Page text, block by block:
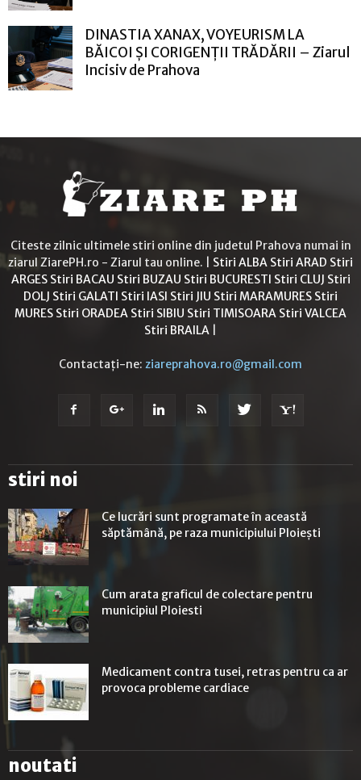
DINASTIA XANAX, VOYEURISM LA
BĂICOI ȘI CORIGENȚII TRĂDĂRII – Ziarul
Incisiv de Prahova
Citeste zilnic ultimele stiri online din judetul Prahova numai in
ziarul ZiarePH.ro - Ziarul tau online. | Stiri ALBA Stiri ARAD Stiri
ARGES Stiri BACAU Stiri BUZAU Stiri BUCURESTI Stiri CLUJ Stiri
DOLJ Stiri GALATI Stiri IASI Stiri JIU Stiri MARAMURES Stiri
MURES Stiri ORADEA Stiri SIBIU Stiri TIMISOARA Stiri VALCEA
Stiri BRAILA
Contactați-ne: ziareprahova.ro@gmail.com
stiri noi
Ce lucrări sunt programate în această
săptămână, pe raza municipiului Ploiești
Cum arata graficul de colectare pentru
municipiul Ploiesti
Medicament contra tusei, retras pentru ca ar
provoca probleme cardiace
noutati